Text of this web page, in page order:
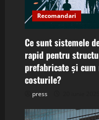
Recomandari
Ce sunt sistemele
rapid pentru
prefabricate și cum
costurile?
press